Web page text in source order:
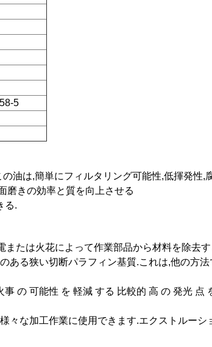
5
の油は,簡単にフィルタリング可能性,低揮発性
磨きの効率と質を向上させる
る.
たは火花によって作業部品から材料を除去
ある狭い切断パラフィン基質.これは,他の方
の 可能性 を 軽減 する 比較的 高 の 発光
々な加工作業に使用できます.エクストルー